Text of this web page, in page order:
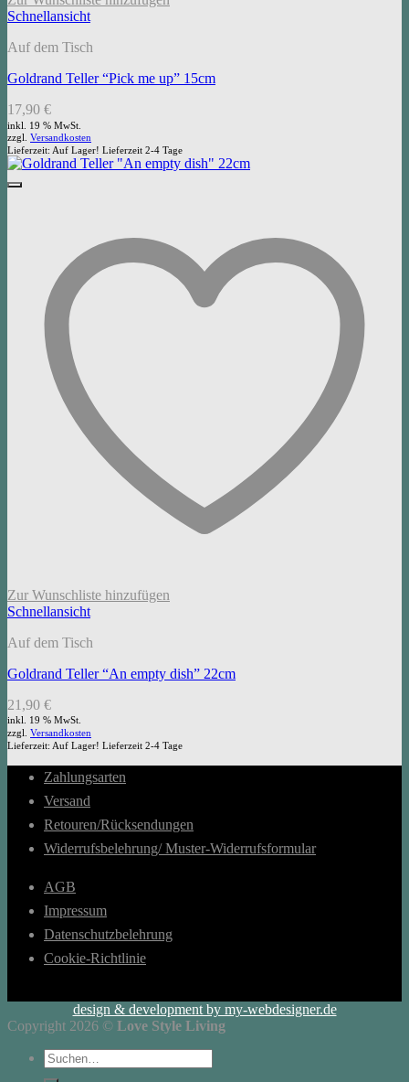
Schnellansicht
Auf dem Tisch
Goldrand Teller “Pick me up” 15cm
17,90 €
inkl. 19 % MwSt.
zzgl. Versandkosten
Lieferzeit: Auf Lager! Lieferzeit 2-4 Tage
Zur Wunschliste hinzufügen
Schnellansicht
Auf dem Tisch
Goldrand Teller “An empty dish” 22cm
21,90 €
inkl. 19 % MwSt.
zzgl. Versandkosten
Lieferzeit: Auf Lager! Lieferzeit 2-4 Tage
Zahlungsarten
Versand
Retouren/Rücksendungen
Widerrufsbelehrung/ Muster-Widerrufsformular
AGB
Impressum
Datenschutzbelehrung
Cookie-Richtlinie
design & development by my-webdesigner.de
Copyright 2026 © Love Style Living
Suchen
nach: